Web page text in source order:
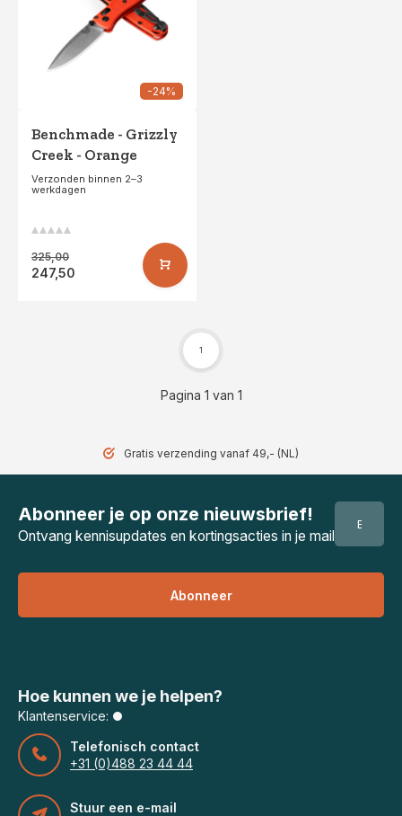
-24%
Benchmade - Grizzly
Creek - Orange
Verzonden binnen 2–3
werkdagen
325,00
247,50
Pagina 1 van 1
1
Gratis verzending vanaf 49,- (NL)
Abonneer je op onze nieuwsbrief!
Ontvang kennisupdates en kortingsacties in je mail
Abonneer
Hoe kunnen we je helpen?
Klantenservice:
Telefonisch contact
+31 (0)488 23 44 44
Stuur een e-mail